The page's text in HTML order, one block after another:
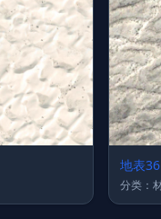
地表36